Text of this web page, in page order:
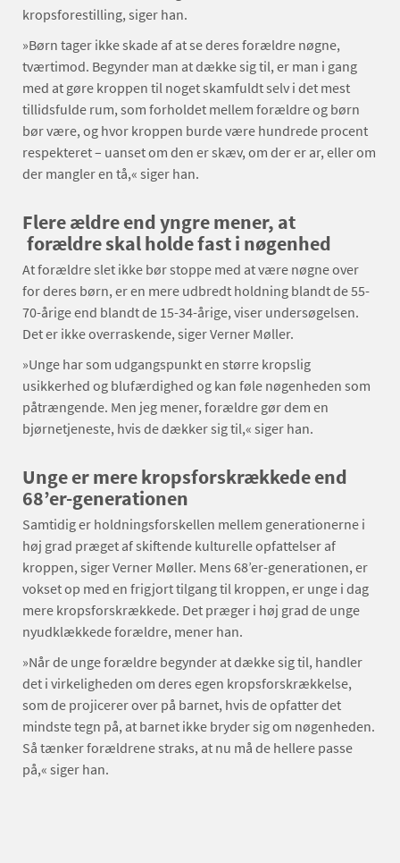
kropsforestilling, siger han.
»Børn tager ikke skade af at se deres forældre nøgne,
tværtimod. Begynder man at dække sig til, er man i gang
med at gøre kroppen til noget skamfuldt selv i det mest
tillidsfulde rum, som forholdet mellem forældre og børn
bør være, og hvor kroppen burde være hundrede procent
respekteret – uanset om den er skæv, om der er ar, eller om
der mangler en tå,« siger han.
Flere ældre end yngre mener, at
forældre skal holde fast i nøgenhed
At forældre slet ikke bør stoppe med at være nøgne over
for deres børn, er en mere udbredt holdning blandt de 55-
70-årige end blandt de 15-34-årige, viser undersøgelsen.
Det er ikke overraskende, siger Verner Møller.
»Unge har som udgangspunkt en større kropslig
usikkerhed og blufærdighed og kan føle nøgenheden som
påtrængende. Men jeg mener, forældre gør dem en
bjørnetjeneste, hvis de dækker sig til,« siger han.
Unge er mere kropsforskrækkede end
68’er-generationen
Samtidig er holdningsforskellen mellem generationerne i
høj grad præget af skiftende kulturelle opfattelser af
kroppen, siger Verner Møller. Mens 68’er-generationen, er
vokset op med en frigjort tilgang til kroppen, er unge i dag
mere kropsforskrækkede. Det præger i høj grad de unge
nyudklækkede forældre, mener han.
»Når de unge forældre begynder at dække sig til, handler
det i virkeligheden om deres egen kropsforskrækkelse,
som de projicerer over på barnet, hvis de opfatter det
mindste tegn på, at barnet ikke bryder sig om nøgenheden.
Så tænker forældrene straks, at nu må de hellere passe
på,« siger han.